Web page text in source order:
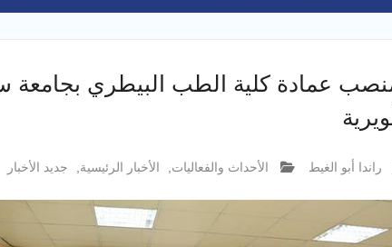
عمادة كلية الطب البيطري
راندا أبو الغيط الأحداث والفعاليات الأخبار الرئيسية جديد الأخبار